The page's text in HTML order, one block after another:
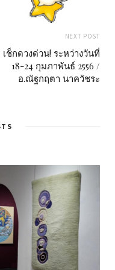
NEXT POST
เช็กดวงด่วน! ระหว่างวันที่
18-24 กุมภาพันธ์ 2556 /
อ.ณัฐกฤตา นาควัชระ